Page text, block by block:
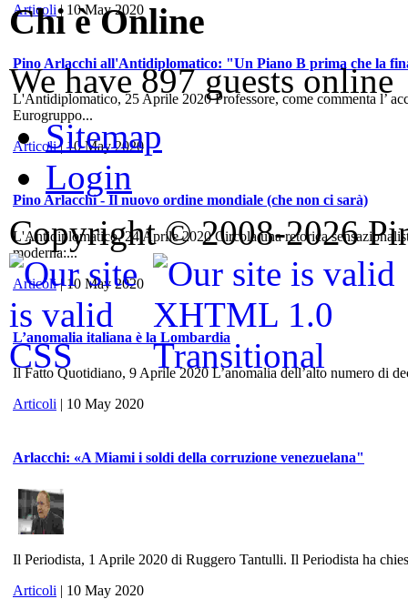
Articoli| 10 May 2020
Pino Arlacchi all'Antidiplomatico: "Un Piano B prima che la
L'Antidiplomatico, 25 Aprile 2020 Professore, come commenta l’
Eurogruppo...
Articoli| 10 May 2020
Pino Arlacchi - Il nuovo ordine mondiale (che non ci sarà)
L'Antidiplomatico, 24 Aprile 2020 Circola una retorica
moderna:...
Articoli| 10 May 2020
L’anomalia italiana è la Lombardia
Il Fatto Quotidiano, 9 Aprile 2020 L’anomalia dell’alto numero di
Articoli | 10 May 2020
Arlacchi: «A Miami i soldi della corruzione venezuelana"
Il Periodista, 1 Aprile 2020 di Ruggero Tantulli. Il Periodista ha
Articoli | 10 May 2020
Chi è Online
We have 897 guests online
Sitemap
Login
Copyright © 2008-2026